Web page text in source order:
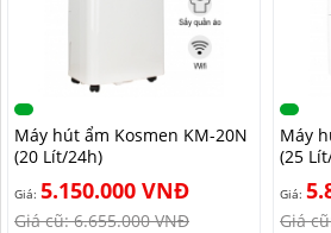
Máy hút ẩm Kosmen KM-20N
(20 Lít/24h)
Giá: 5.150.000 VNĐ
Giá cũ:6.655.000 VNĐ
Máy
(25
Giá:
Giá